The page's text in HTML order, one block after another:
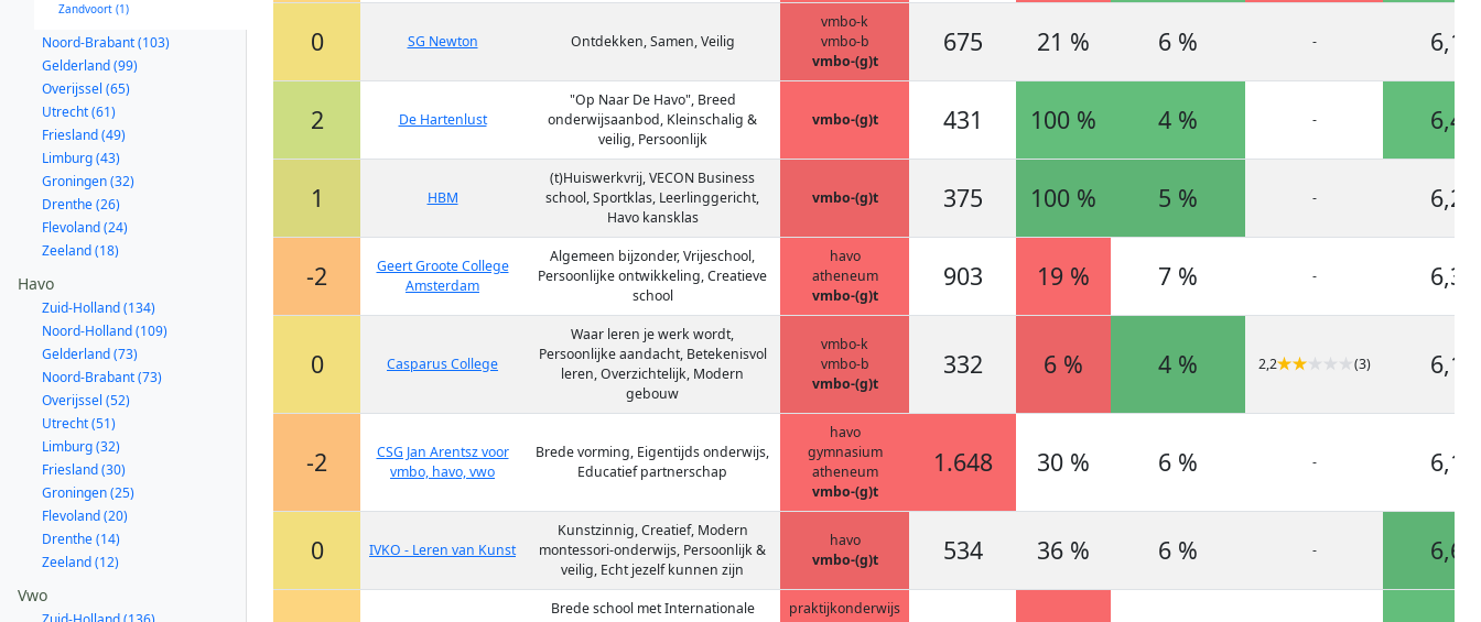
Zandvoort (1)
Noord-Brabant (103)
Gelderland (99)
Overijssel (65)
Utrecht (61)
Friesland (49)
Limburg (43)
Groningen (32)
Drenthe (26)
Flevoland (24)
Zeeland (18)
Havo
Zuid-Holland (134)
Noord-Holland (109)
Gelderland (73)
Noord-Brabant (73)
Overijssel (52)
Utrecht (51)
Limburg (32)
Friesland (30)
Groningen (25)
Flevoland (20)
Drenthe (14)
Zeeland (12)
Vwo
0 SG Newton Ontdekken, Samen, Veilig
vmbo-k
vmbo-b
vmbo-(g)t
675 21 % 6 % - 6,1
2 De Hartenlust
"Op Naar De Havo", Breed
onderwijsaanbod, Kleinschalig &
veilig, Persoonlijk
vmbo-(g)t 431 100 % 4 % - 6,4
1 HBM
(t)Huiswerkvrij, VECON Business
school, Sportklas, Leerlinggericht,
Havo kansklas
vmbo-(g)t 375 100 % 5 % - 6,2
-2
Geert Groote College
Amsterdam
Algemeen bijzonder, Vrijeschool,
Persoonlijke ontwikkeling, Creatieve
school
havo
atheneum
vmbo-(g)t
903 19 % 7 % - 6,3
0 Casparus College
Waar leren je werk wordt,
Persoonlijke aandacht, Betekenisvol
leren, Overzichtelijk, Modern
gebouw
vmbo-k
vmbo-b
vmbo-(g)t
332 6 % 4 % 2,2 (3) 6,1
-2
CSG Jan Arentsz voor
vmbo, havo, vwo
Brede vorming, Eigentijds onderwijs,
Educatief partnerschap
havo
gymnasium
atheneum
vmbo-(g)t
1.648 30 % 6 % - 6,1
0 IVKO - Leren van Kunst
Kunstzinnig, Creatief, Modern
montessori-onderwijs, Persoonlijk &
veilig, Echt jezelf kunnen zijn
havo
vmbo-(g)t
534 36 % 6 % - 6,6
Brede school met Internationale
praktijkonderwijs